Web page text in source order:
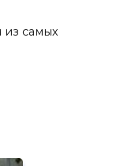
самых